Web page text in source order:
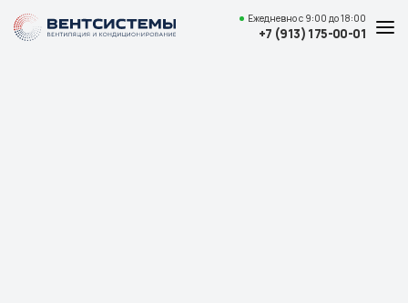
Ежедневнос 9:00 до 18:00
+7 (913) 175-00-01